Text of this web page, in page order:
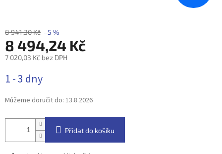
8 941,30 Kč –5 %
8 494,24 Kč
7 020,03 Kč bez DPH
cena:
1 - 3 dny
Můžeme doručit do: 13.8.2026
Přidat do košíku